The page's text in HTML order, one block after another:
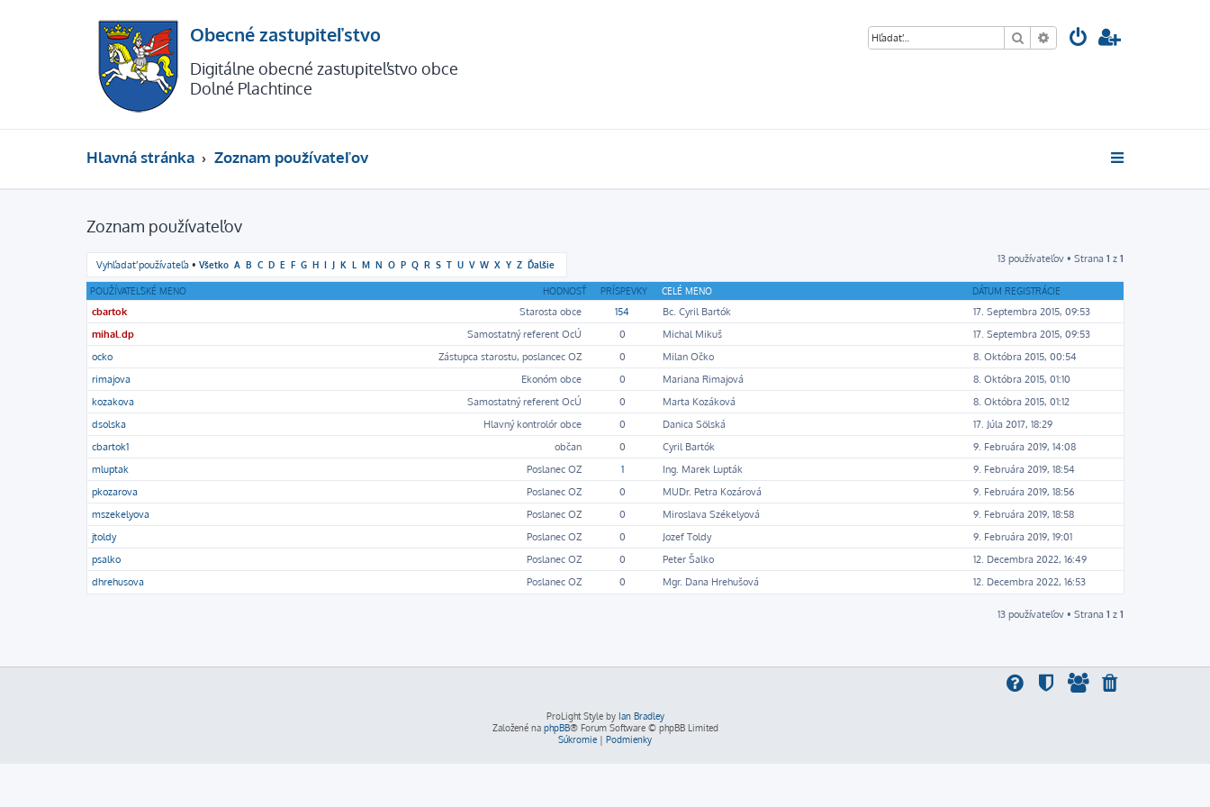
Obecné zastupiteľstvo
Digitálne obecné zastupiteľstvo obce
Dolné Plachtince
Hľadať Rozšírené vyhľadávanie
Hlavná stránka Zoznam používateľov
Zoznam používateľov
Vyhľadať používateľa • Všetko A B C D E F G H I J K L M N O P Q R S T U V W X Y Z Ďalšie 13 používateľov • Strana 1 z 1
HODNOSŤ
POUŽÍVATEĽSKÉ MENO PRÍSPEVKY CELÉ MENO DÁTUM REGISTRÁCIE
Starosta obce
cbartok 154 Bc. Cyril Bartók
17. Septembra 2015, 09:53
Samostatný referent OcÚ
mihal.dp 0 Michal Mikuš
17. Septembra 2015, 09:53
Zástupca starostu, poslancec OZ
ocko 0 Milan Očko
8. Októbra 2015, 00:54
Ekonóm obce
rimajova 0 Mariana Rimajová
8. Októbra 2015, 01:10
Samostatný referent OcÚ
kozakova 0 Marta Kozáková
8. Októbra 2015, 01:12
Hlavný kontrolór obce
dsolska 0 Danica Sölská
17. Júla 2017, 18:29
občan
cbartok1 0 Cyril Bartók
9. Februára 2019, 14:08
Poslanec OZ
mluptak 1 Ing. Marek Lupták
9. Februára 2019, 18:54
Poslanec OZ
pkozarova 0 MUDr. Petra Kozárová
9. Februára 2019, 18:56
Poslanec OZ
mszekelyova 0 Miroslava Székelyová
9. Februára 2019, 18:58
Poslanec OZ
jtoldy 0 Jozef Toldy
9. Februára 2019, 19:01
Poslanec OZ
psalko 0 Peter Šalko
12. Decembra 2022, 16:49
Poslanec OZ
dhrehusova 0 Mgr. Dana Hrehušová 12. Decembra 2022, 16:53
13 používateľov • Strana 1 z 1
ProLight Style by Ian Bradley
Založené na phpBB® Forum Software © phpBB Limited
Súkromie
Podmienky